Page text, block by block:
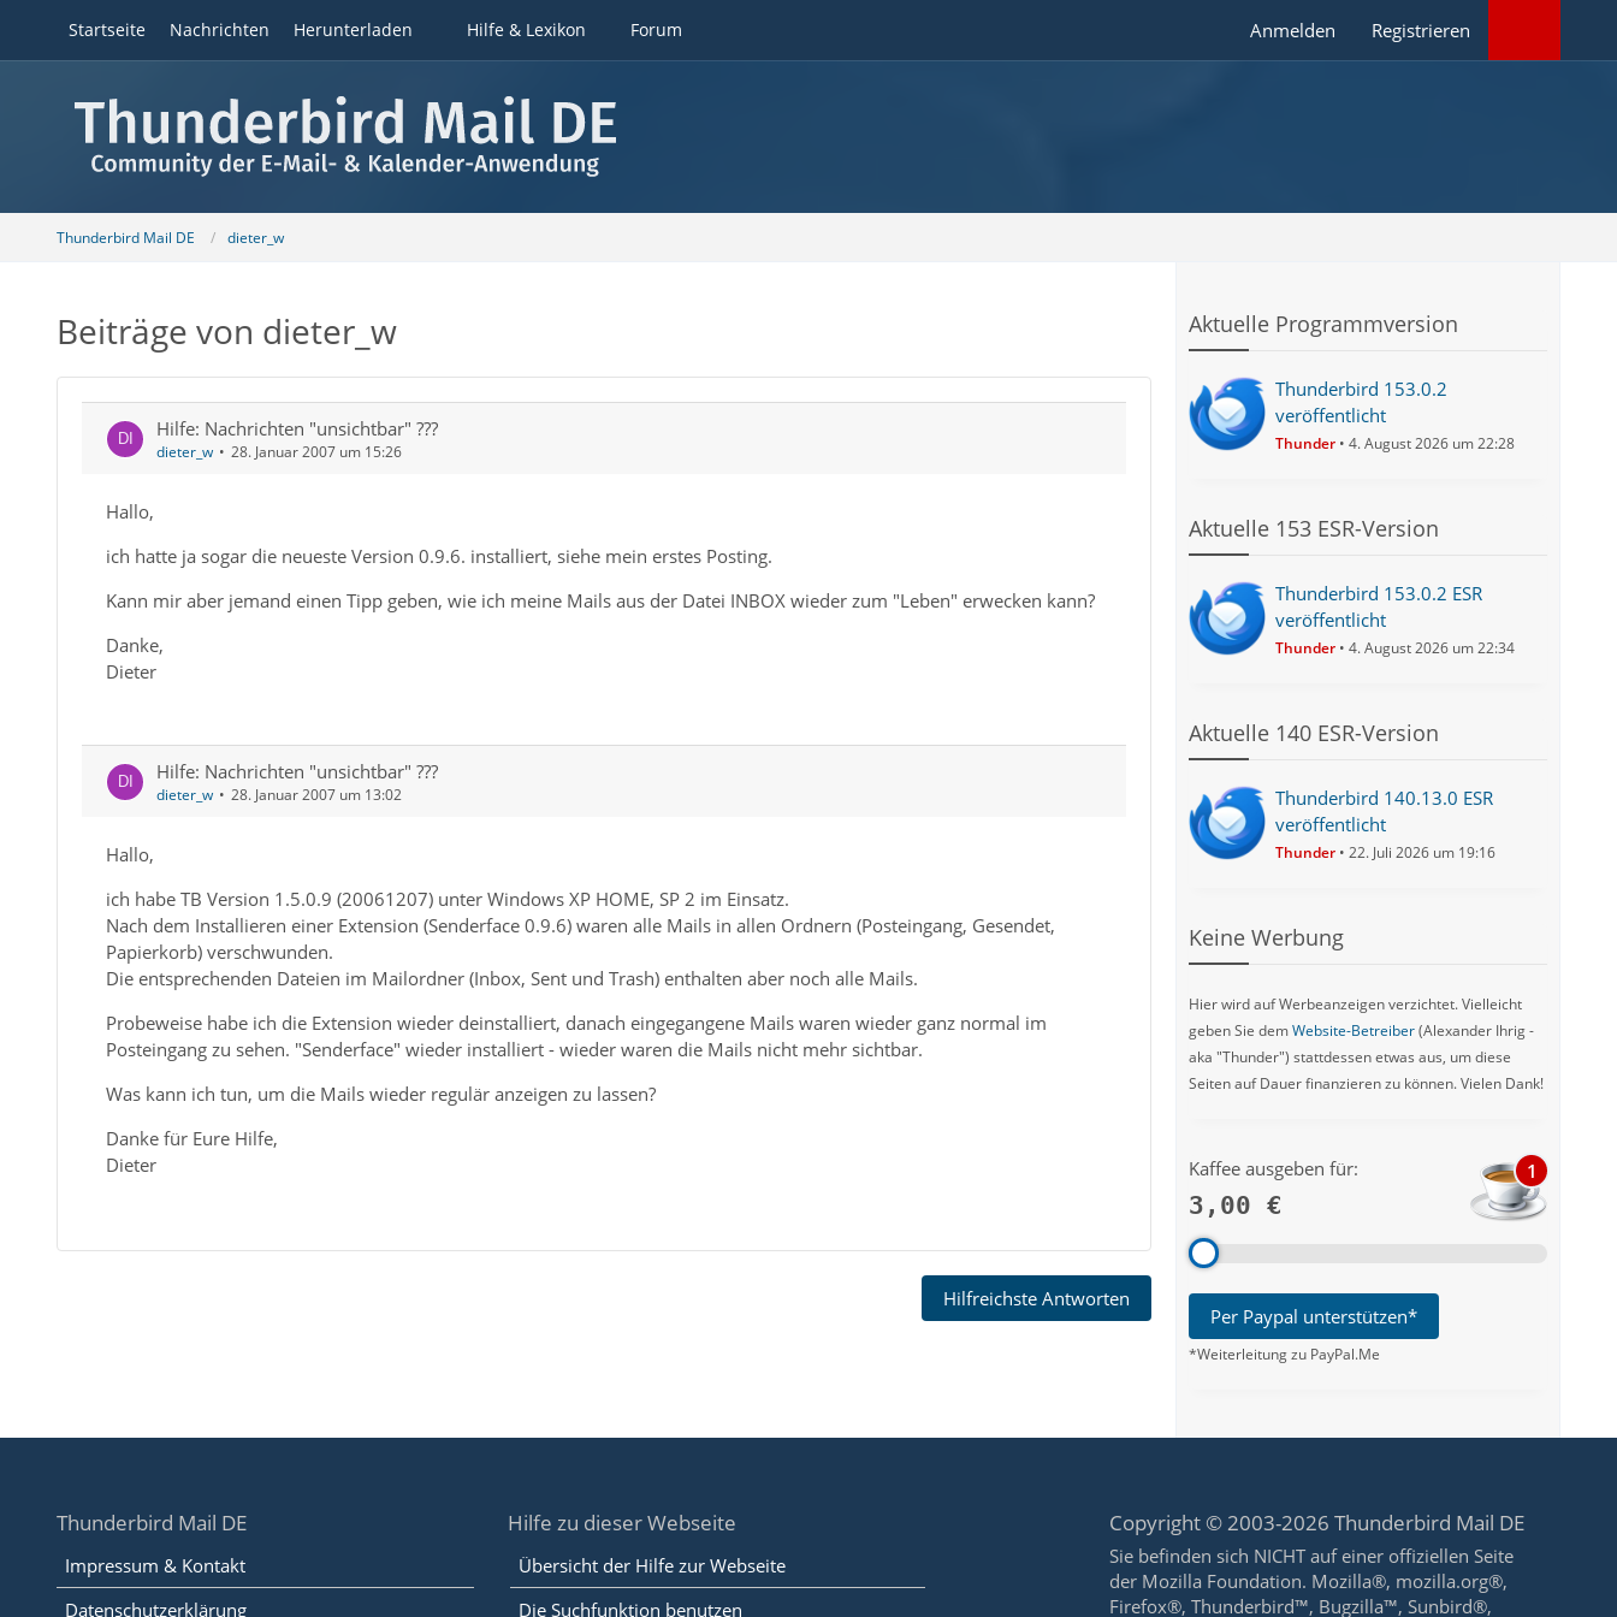
Startseite Nachrichten Herunterladen Hilfe & Lexikon Forum Anmelden Registrieren
Thunderbird Mail DE dieter_w
Beiträge von dieter_w
Hilfe: Nachrichten "unsichtbar" ???
dieter_w 28. Januar 2007 um 15:26
Hallo,
ich hatte ja sogar die neueste Version 0.9.6. installiert, siehe mein erstes Posting.
Kann mir aber jemand einen Tipp geben, wie ich meine Mails aus der Datei INBOX wieder zum "Leben" erwecken kann?
Danke,
Dieter
Hilfe: Nachrichten "unsichtbar" ???
dieter_w 28. Januar 2007 um 13:02
Hallo,
ich habe TB Version 1.5.0.9 (20061207) unter Windows XP HOME, SP 2 im Einsatz.
Nach dem Installieren einer Extension (Senderface 0.9.6) waren alle Mails in allen Ordnern (Posteingang, Gesendet,
Papierkorb) verschwunden.
Die entsprechenden Dateien im Mailordner (Inbox, Sent und Trash) enthalten aber noch alle Mails.
Probeweise habe ich die Extension wieder deinstalliert, danach eingegangene Mails waren wieder ganz normal im
Posteingang zu sehen. "Senderface" wieder installiert - wieder waren die Mails nicht mehr sichtbar.
Was kann ich tun, um die Mails wieder regulär anzeigen zu lassen?
Danke für Eure Hilfe,
Dieter
Hilfreichste Antworten
Aktuelle Programmversion
Thunderbird 153.0.2
veröffentlicht
Thunder 4. August 2026 um 22:28
Aktuelle 153 ESR-Version
Thunderbird 153.0.2 ESR
veröffentlicht
Thunder 4. August 2026 um 22:34
Aktuelle 140 ESR-Version
Thunderbird 140.13.0 ESR
veröffentlicht
Thunder 22. Juli 2026 um 19:16
Keine Werbung
Hier wird auf Werbeanzeigen verzichtet. Vielleicht
geben Sie demWebsite-Betreiber(Alexander Ihrig -
aka "Thunder") stattdessen etwas aus, um diese
Seiten auf Dauer finanzieren zu können. Vielen Dank!
Kaffee ausgeben für:
3,00 €
1
Per Paypal unterstützen*
*Weiterleitung zu PayPal.Me
Thunderbird Mail DE
Impressum & Kontakt
Datenschutzerklärung
Hilfe zu dieser Webseite
Übersicht der Hilfe zur Webseite
Die Suchfunktion benutzen
Copyright © 2003-2026 Thunderbird Mail DE
Sie befinden sich NICHT auf einer offiziellen Seite
der Mozilla Foundation. Mozilla®, mozilla.org®,
Firefox®, Thunderbird™, Bugzilla™, Sunbird®,